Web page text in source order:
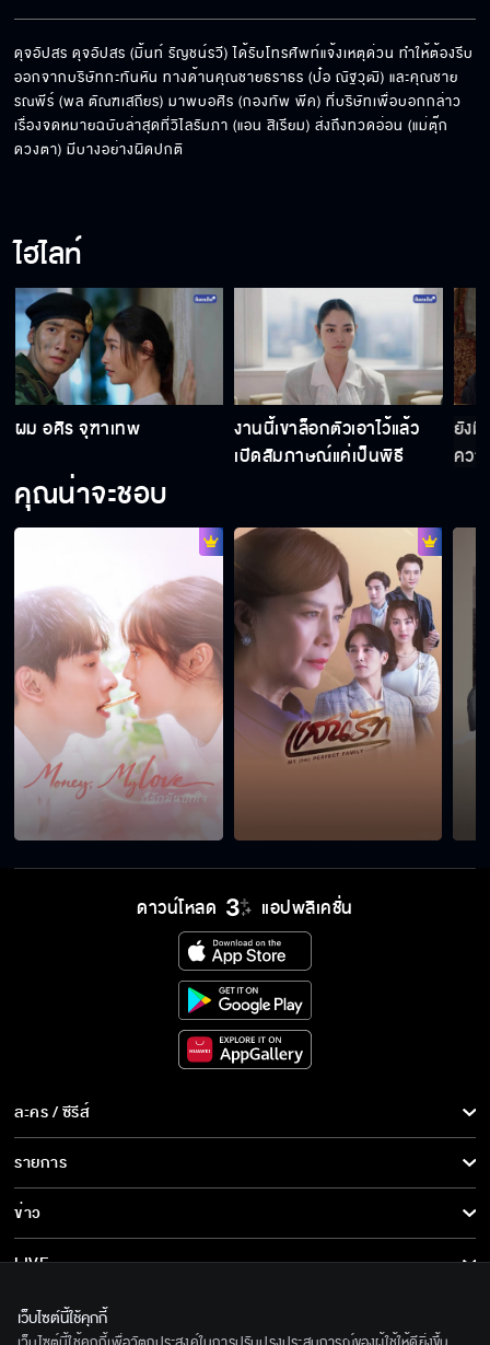
ดุจอัปสร EP.7
ดุจอัปสร EP.10
ดุจอัปสร EP.11
ดุจอัปสร EP.12
ดุจอัปสร EP.13
ดุจอัปสร ดุจอัปสร (มิ้นท์ รัญชน์รวี) ได้รับโทรศัพท์แจ้งเหตุด่วน ทำให้ต้องรีบ
ออกจากบริษัทกะทันหัน ทางด้านคุณชายธราธร (ป๋อ ณัฐวุฒิ) และคุณชาย
รณพีร์ (พล ตัณฑเสถียร) มาพบอศิร (กองทัพ พีค) ที่บริษัทเพื่อบอกกล่าว
เรื่องจดหมายฉบับล่าสุดที่วิไลรัมภา (แอน สิเรียม) ส่งถึงทวดอ่อน (แม่ตุ๊ก
ดวงตา) มีบางอย่างผิดปกติ
ไฮไลท์
ผม อศิร จุฑาเทพ
งานนี้เขาล็อกตัวเอาไว้แล้ว
เปิดสัมภาษณ์แค่เป็นพิธี
ยังมี
คว
คุณน่าจะชอบ
ดาวน์โหลด แอปพลิเคชั่น
ละคร / ซีรีส์
ละคร/ซีรีส์
ซีรีส์นานาชาติ
การ์ตูน & เกม
รายการ
รายการทั้งหมด
ข่าว
ข่าวทั้งหมด
ข่าวประชาสัมพันธ์
LIVE
เกี่ยวกับเรา
เว็บไซต์นี้ใช้คุกกี้